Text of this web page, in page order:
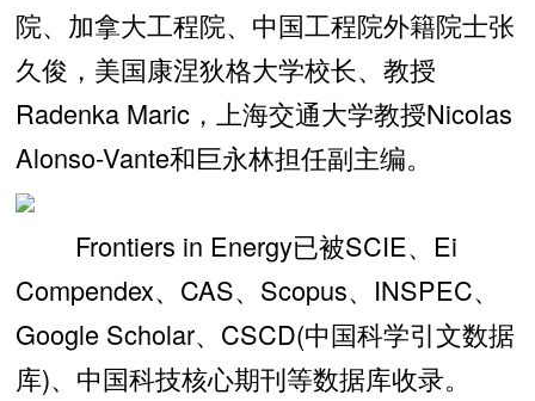
院、加拿大工程院、中国工程院外籍院士张
久俊，美国康涅狄格大学校长、教授
Radenka Maric，上海交通大学教授Nicolas
Alonso-Vante和巨永林担任副主编。
Frontiers in Energy已被SCIE、Ei
Compendex、CAS、Scopus、INSPEC、
Google Scholar、CSCD(中国科学引文数据
库)、中国科技核心期刊等数据库收录。